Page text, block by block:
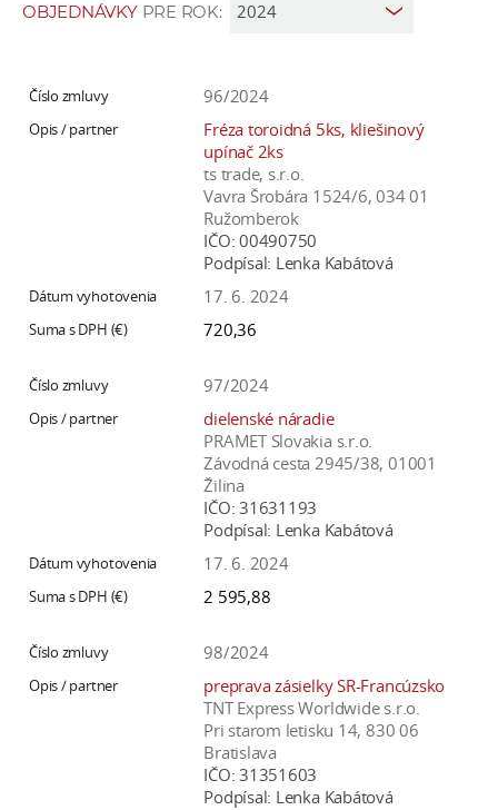
h
OBJEDNÁVKYPRE ROK:
96/2024
Fréza toroidná 5ks, kliešinový
upínač 2ks
ts trade, s.r.o.
Vavra Šrobára 1524/6, 034 01
Ružomberok
IČO: 00490750
Podpísal: Lenka Kabátová
17. 6. 2024
720,36
97/2024
dielenské náradie
PRAMET Slovakia s.r.o.
Závodná cesta 2945/38, 01001
Žilina
IČO: 31631193
Podpísal: Lenka Kabátová
17. 6. 2024
2 595,88
98/2024
preprava zásielky SR-Francúzsko
TNT Express Worldwide s.r.o.
Pri starom letisku 14, 830 06
Bratislava
IČO: 31351603
Podpísal: Lenka Kabátová